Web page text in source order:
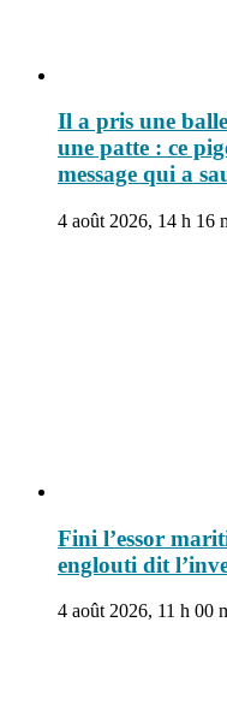
Il a pris une
une patte : ce
message qui a
4 août 2026, 14 h 16
Fini l’essor
englouti dit
4 août 2026, 11 h 00